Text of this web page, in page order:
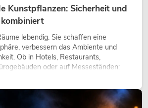
Kunstpflanzen: Sicherheit und
lebendig. Sie schaffen eine
verbessern das Ambiente und
Ob in Hotels, Restaurants,
oder auf Messeständen:
gehört heute längst zum